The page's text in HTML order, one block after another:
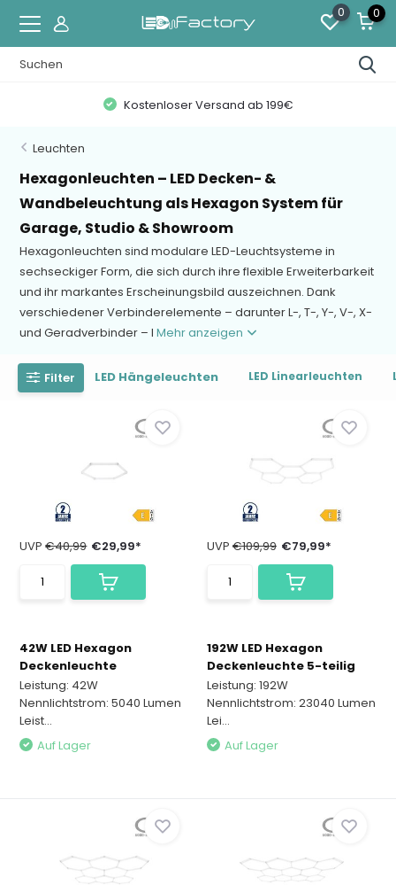
0 0
Zahlung auf Rechnung mit KLARNA
Leuchten
Hexagonleuchten – LED Decken- &
Wandbeleuchtung als Hexagon System für
Garage, Studio & Showroom
Hexagonleuchten sind modulare LED-Leuchtsysteme in
sechseckiger Form, die sich durch ihre flexible Erweiterbarkeit
und ihr markantes Erscheinungsbild auszeichnen. Dank
verschiedener Verbinderelemente – darunter L-, T-, Y-, V-, X-
und Geradverbinder – lMehr anzeigen
Filter LED Hängeleuchten LED Linearleuchten
UVP€40,99 €29,99*
42W LED Hexagon
Deckenleuchte
Leistung: 42W
Nennlichtstrom: 5040 Lumen
Leist...
Auf Lager
UVP €109,99 €79,99*
192W LED Hexagon
Deckenleuchte 5-teilig
Leistung: 192W
Nennlichtstrom: 23040 Lumen
Lei...
Auf Lager